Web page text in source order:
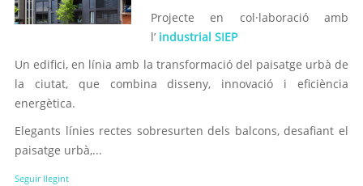
Projecte en col·laboració amb
l’ industrial SIEP
Un edifici, en línia amb la transformació del paisatge urbà de
la ciutat, que combina disseny, innovació i eficiència
energètica.
Elegants línies rectes sobresurten dels balcons, desafiant el
paisatge urbà,...
Seguir llegint